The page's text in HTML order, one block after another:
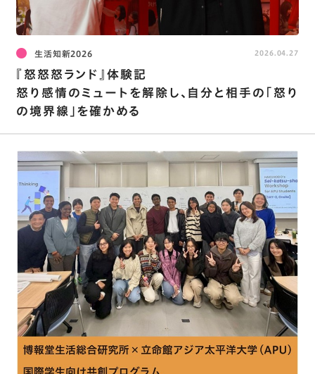
生活知新2026
『怒怒怒ランド』体験記
怒り感情のミュートを解除し､自分と相手の｢怒り
の境界線｣を確かめる
2026.04.27